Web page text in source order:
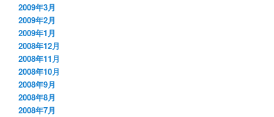
2009年3月
2009年2月
2009年1月
2008年12月
2008年11月
2008年10月
2008年9月
2008年8月
2008年7月